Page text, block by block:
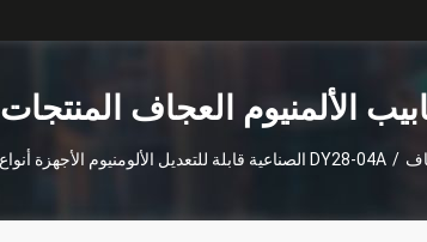
الألمنيوم العجاف المنتجات
/ DY28-04A الصناعية قابلة للتعديل الألومنيوم الأجهزة أنواع مختلفة من أنواع الأدوات